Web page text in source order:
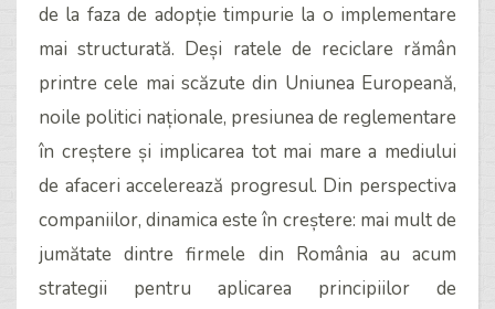
de la faza de adopție timpurie la o implementare
mai structurată. Deși ratele de reciclare rămân
printre cele mai scăzute din Uniunea Europeană,
noile politici naționale, presiunea de reglementare
în creștere și implicarea tot mai mare a mediului
de afaceri accelerează progresul. Din perspectiva
companiilor, dinamica este în creștere: mai mult de
jumătate dintre firmele din România au acum
strategii pentru aplicarea principiilor de